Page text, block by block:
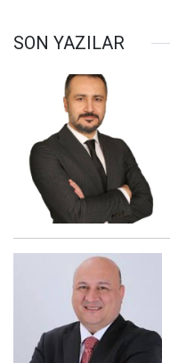
SON YAZILAR